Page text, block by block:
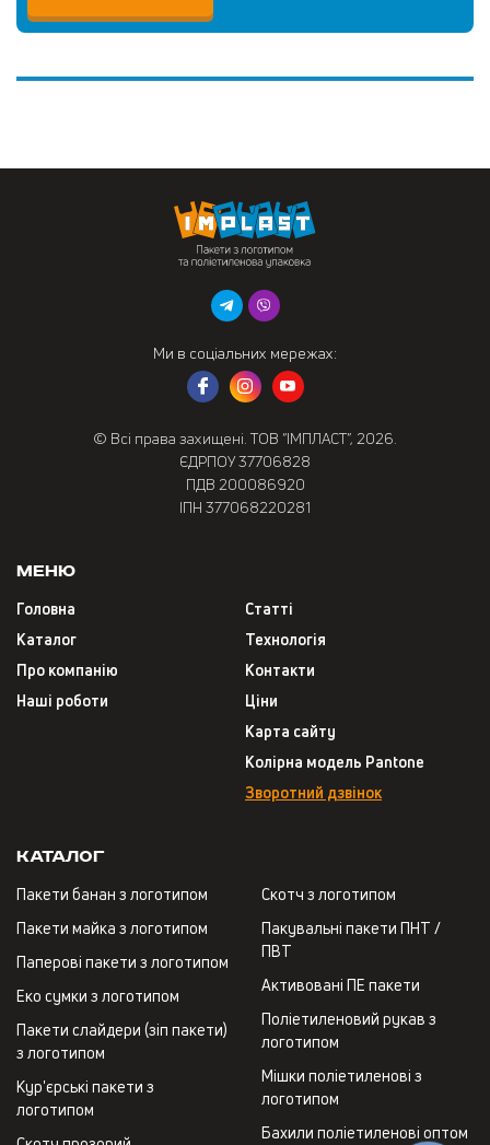
Ми в соціальних мережах:
© Всі права захищені. ТОВ “ІМПЛАСТ”, 2026.
ЄДРПОУ 37706828
ПДВ 200086920
ІПН 377068220281
Меню
Головна
Каталог
Про компанію
Наші роботи
Статті
Технологія
Контакти
Ціни
Карта сайту
Колірна модель Pantone
Зворотний дзвінок
Каталог
Пакети банан з логотипом
Пакети майка з логотипом
Паперові пакети з логотипом
Еко сумки з логотипом
Пакети слайдери (зіп пакети)
з логотипом
Кур'єрські пакети з
логотипом
Скотч з логотипом
Пакувальні пакети ПНТ /
ПВТ
Активовані ПЕ пакети
Поліетиленовий рукав з
логотипом
Мішки поліетиленові з
логотипом
Бахили поліетиленові оптом